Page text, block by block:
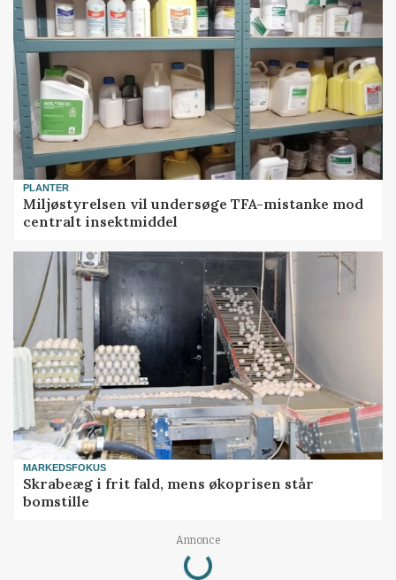
PLANTER
Miljøstyrelsen vil undersøge TFA-mistanke mod
centralt insektmiddel
MARKEDSFOKUS
Skrabeæg i frit fald, mens økoprisen står
bomstille
Annonce
Loading...